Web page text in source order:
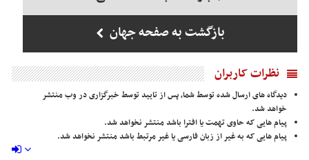
بازگشت به صفحه جهان
نظرات کاربران
دیدگاه های ارسال شده توسط شما، پس از تایید توسط خبرگزاری در وب منتشر
خواهد شد.
پیام هایی که حاوی تهمت یا افترا باشد منتشر نخواهد شد.
پیام هایی که به غیر از زبان فارسی یا غیر مرتبط باشد منتشر نخواهد شد.